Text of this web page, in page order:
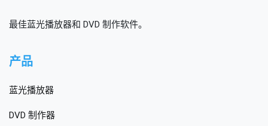
最佳蓝光播放器和 DVD 制作软件。
产品
蓝光播放器
DVD 制作器